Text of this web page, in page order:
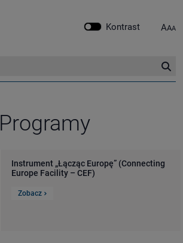
Kontrast AAA
Programy
Instrument „Łącząc Europę” (Connecting
Europe Facility – CEF)
Zobacz